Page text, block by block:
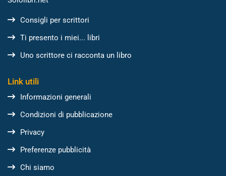
Consigli per scrittori
Ti presento i miei... libri
Uno scrittore ci racconta un libro
Link utili
Informazioni generali
Condizioni di pubblicazione
Privacy
Preferenze pubblicità
Chi siamo